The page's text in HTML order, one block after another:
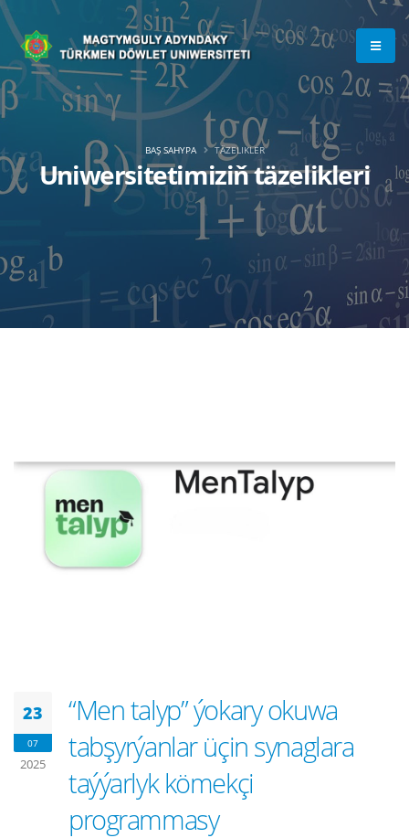
Uniwersitetimiziň täzelikleri
BAŞ SAHYPA TÄZELIKLER
23
07
2025
“Men talyp” ýokary okuwa
tabşyrýanlar üçin synaglara
taýýarlyk kömekçi
programmasy